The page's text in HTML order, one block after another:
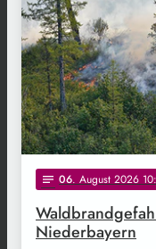
notes 06. August 2026
Niederbayern